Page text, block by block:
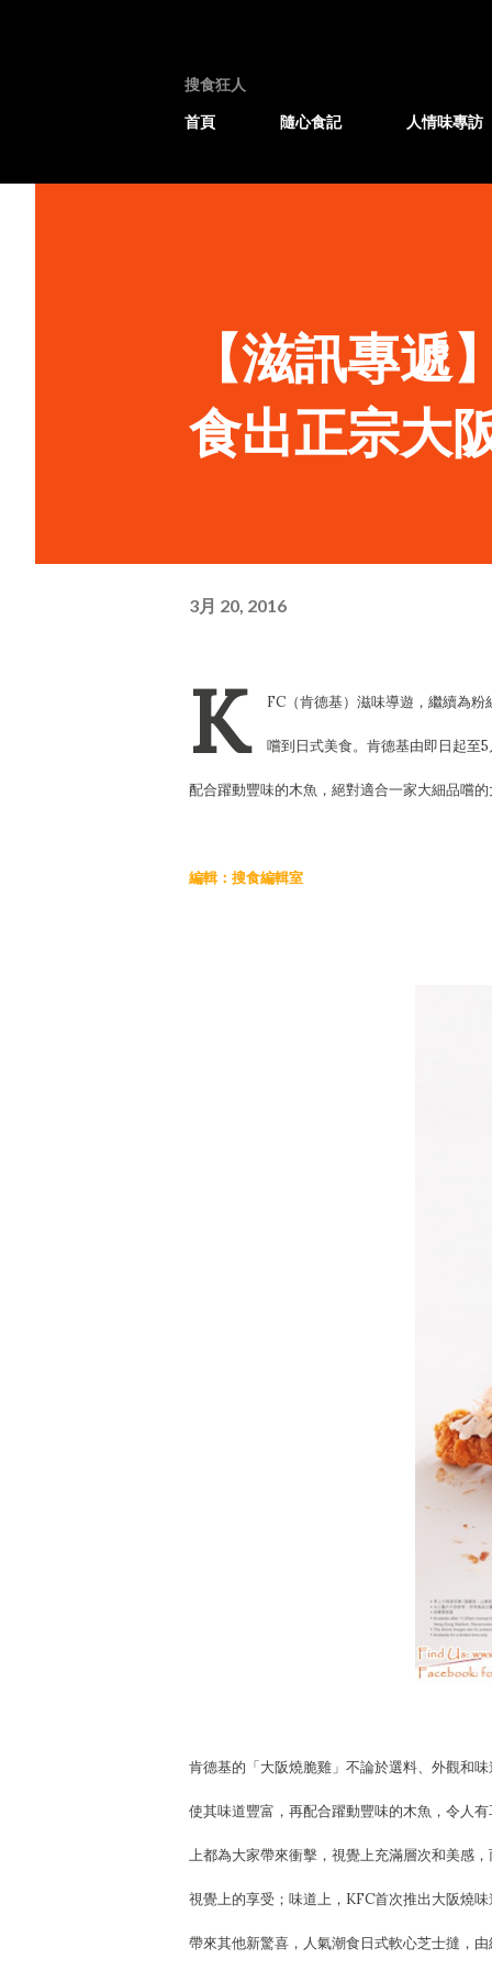
搜食狂人
首頁
隨心食記 人情味專訪
【滋訊專
食出正宗大
3月 20, 2016
K FC（肯德基）滋味導遊，繼續為
嚐到日式美食。肯德基由即日起至
配合躍動豐味的木魚，絕對適合一家大細品嚐
編輯：搜食編輯室
肯德基的「大阪燒脆雞」不論於選料、外觀和
使其味道豐富，再配合躍動豐味的木魚，令人
上都為大家帶來衝擊，視覺上充滿層次和美感
視覺上的享受；味道上，KFC首次推出大阪燒
帶來其他新驚喜，人氣潮食日式軟心芝士撻，